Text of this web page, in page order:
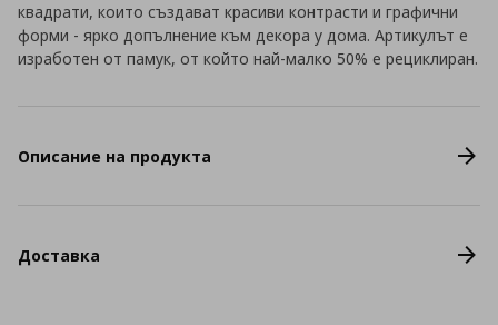
квадрати, които създават красиви контрасти и графични
форми - ярко допълнение към декора у дома. Артикулът е
изработен от памук, от който най-малко 50% е рециклиран.
Описание на продукта
Доставка